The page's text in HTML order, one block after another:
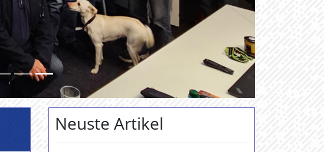
Neuste Artikel